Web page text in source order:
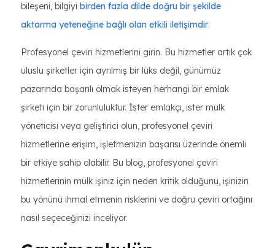
bileşeni, bilgiyi birden fazla dilde doğru bir şekilde
aktarma yeteneğine bağlı olan etkili iletişimdir.
Profesyonel çeviri hizmetlerini girin. Bu hizmetler artık çok
uluslu şirketler için ayrılmış bir lüks değil, günümüz
pazarında başarılı olmak isteyen herhangi bir emlak
şirketi için bir zorunluluktur. İster emlakçı, ister mülk
yöneticisi veya geliştirici olun, profesyonel çeviri
hizmetlerine erişim, işletmenizin başarısı üzerinde önemli
bir etkiye sahip olabilir. Bu blog, profesyonel çeviri
hizmetlerinin mülk işiniz için neden kritik olduğunu, işinizin
bu yönünü ihmal etmenin risklerini ve doğru çeviri ortağını
nasıl seçeceğinizi inceliyor.